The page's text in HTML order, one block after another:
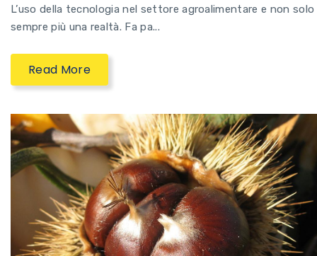
L’uso della tecnologia nel settore agroalimentare e non solo
sempre più una realtà. Fa pa...
Read More